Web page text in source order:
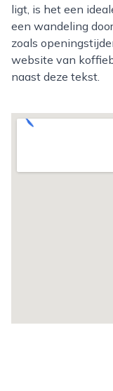
ligt, is het een
een wandeling
zoals
website van
naast deze tekst.